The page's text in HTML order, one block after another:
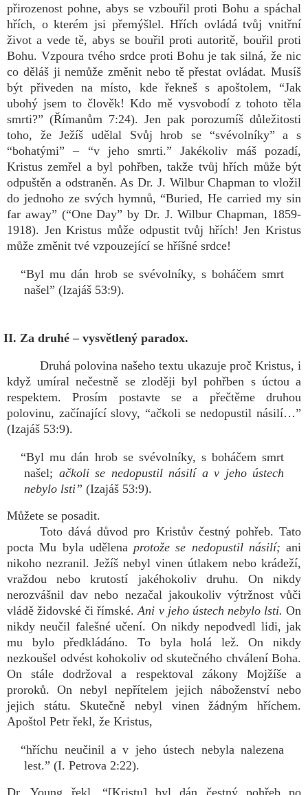
přirozenost pohne, abys se vzbouřil proti Bohu a spáchal
hřích, o kterém jsi přemýšlel. Hřích ovládá tvůj vnitřní
život a vede tě, abys se bouřil proti autoritě, bouřil proti
Bohu. Vzpoura tvého srdce proti Bohu je tak silná, že nic
co děláš ji nemůže změnit nebo tě přestat ovládat. Musíš
být přiveden na místo, kde řekneš s apoštolem, “Jak
ubohý jsem to člověk! Kdo mě vysvobodí z tohoto těla
smrti?” (Římanům 7:24). Jen pak porozumíš důležitosti
toho, že Ježíš udělal Svůj hrob se “svévolníky” a s
“bohatými” – “v jeho smrti.” Jakékoliv máš pozadí,
Kristus zemřel a byl pohřben, takže tvůj hřích může být
odpuštěn a odstraněn. As Dr. J. Wilbur Chapman to vložil
do jednoho ze svých hymnů, “Buried, He carried my sin
far away” (“One Day” by Dr. J. Wilbur Chapman, 1859-
1918). Jen Kristus může odpustit tvůj hřích! Jen Kristus
může změnit tvé vzpouzející se hříšné srdce!
“Byl mu dán hrob se svévolníky, s boháčem smrt
našel” (Izajáš 53:9).
II. Za druhé – vysvětlený paradox.
Druhá polovina našeho textu ukazuje proč Kristus, i
když umíral nečestně se zloději byl pohřben s úctou a
respektem. Prosím postavte se a přečtěme druhou
polovinu, začínající slovy, “ačkoli se nedopustil násilí…”
(Izajáš 53:9).
“Byl mu dán hrob se svévolníky, s boháčem smrt
našel; ačkoli se nedopustil násilí a v jeho ústech
nebylo lsti” (Izajáš 53:9).
Můžete se posadit.
Toto dává důvod pro Kristův čestný pohřeb. Tato
pocta Mu byla udělena protože se nedopustil násilí; ani
nikoho nezranil. Ježíš nebyl vinen útlakem nebo krádeží,
vraždou nebo krutostí jakéhokoliv druhu. On nikdy
nerozvášnil dav nebo nezačal jakoukoliv výtržnost vůči
vládě židovské či římské.Ani v jeho ústech nebylo lsti. On
nikdy neučil falešné učení. On nikdy nepodvedl lidi, jak
mu bylo předkládáno. To byla holá lež. On nikdy
nezkoušel odvést kohokoliv od skutečného chválení Boha.
On stále dodržoval a respektoval zákony Mojžíše a
proroků. On nebyl nepřítelem jejich náboženství nebo
jejich státu. Skutečně nebyl vinen žádným hříchem.
Apoštol Petr řekl, že Kristus,
“hříchu neučinil a v jeho ústech nebyla nalezena
lest.” (I. Petrova 2:22).
Dr. Young řekl, “[Kristu] byl dán čestný pohřeb po